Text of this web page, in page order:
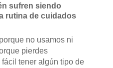
sufren siendo
rutina de cuidados
no usamos ni
pierdes
tener algún tipo de